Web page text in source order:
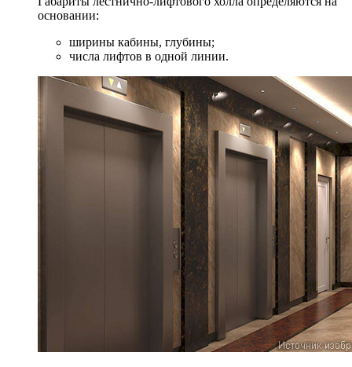
основании:
ширины кабины, глубины;
числа лифтов в одной линии.